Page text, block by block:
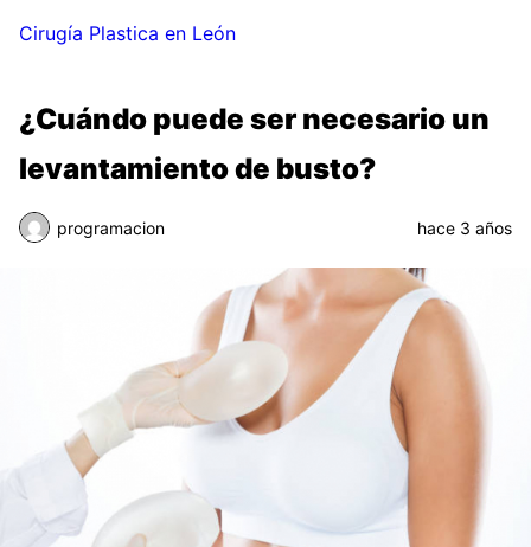
Cirugía Plastica en León
¿Cuándo puede ser necesario un
levantamiento de busto?
programacion hace 3 años